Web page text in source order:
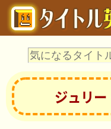
ジュリ